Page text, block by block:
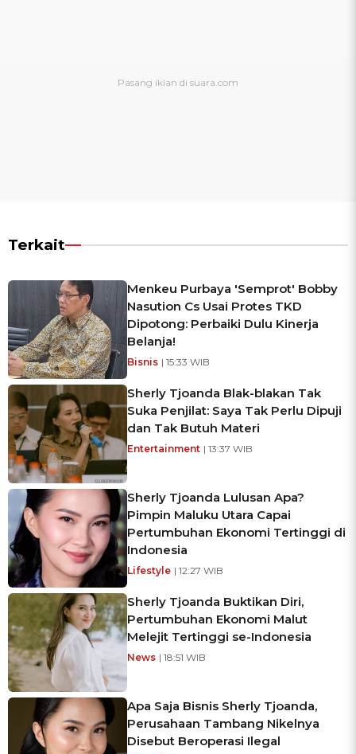
Terkait
Menkeu Purbaya 'Semprot' Bobby
Nasution Cs Usai Protes TKD
Dipotong: Perbaiki Dulu Kinerja
Belanja!
Bisnis | 15:33 WIB
Sherly Tjoanda Blak-blakan Tak
Suka Penjilat: Saya Tak Perlu Dipuji
dan Tak Butuh Materi
Entertainment | 13:37 WIB
Sherly Tjoanda Lulusan Apa?
Pimpin Maluku Utara Capai
Pertumbuhan Ekonomi Tertinggi di
Indonesia
Lifestyle | 12:27 WIB
Sherly Tjoanda Buktikan Diri,
Pertumbuhan Ekonomi Malut
Melejit Tertinggi se-Indonesia
News | 18:51 WIB
Apa Saja Bisnis Sherly Tjoanda,
Perusahaan Tambang Nikelnya
Disebut Beroperasi Ilegal